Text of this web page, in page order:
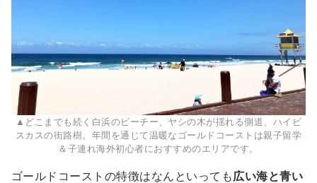
▲どこまでも続く白浜のビーチー、ヤシの木が揺れる側道、ハイビ
スカスの街路樹。年間を通じて温暖なゴールドコーストは親子留学
＆子連れ海外初心者におすすめのエリアです。
ゴールドコーストの特徴はなんといっても広い海と青い